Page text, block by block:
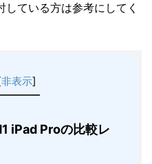
ている方は参考にしてく
非表示]
iPad Proの比較レ